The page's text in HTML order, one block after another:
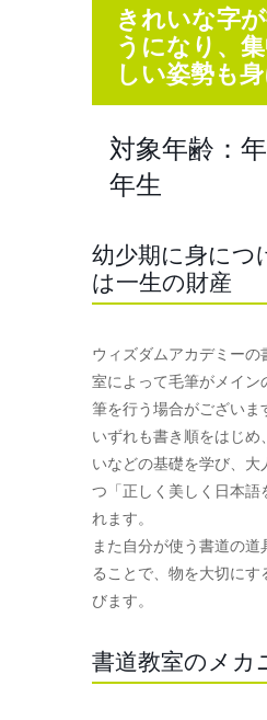
きれいな字
うになり、
しい姿勢も
対象年齢：
年生
幼少期に身につ
は一生の財産
ウィズダムアカデミーの
室によって毛筆がメイン
筆を行う場合がございま
いずれも書き順をはじめ
いなどの基礎を学び、大
つ「正しく美しく日本語
れます。
また自分が使う書道の
ることで、物を大切に
びます。
書道教室のメカ